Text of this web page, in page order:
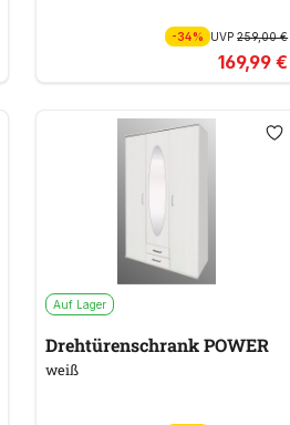
-34% UVP259,00 €
169,99 €
Auf Lager
Drehtürenschrank POWER
weiß